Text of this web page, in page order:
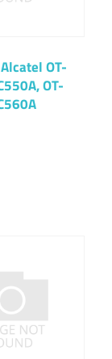
OT-
OT-